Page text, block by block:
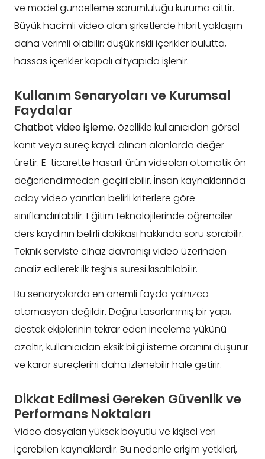
ve model güncelleme sorumluluğu kuruma aittir.
Büyük hacimli video alan şirketlerde hibrit yaklaşım
daha verimli olabilir: düşük riskli içerikler bulutta,
hassas içerikler kapalı altyapıda işlenir.
Kullanım Senaryoları ve Kurumsal
Faydalar
Chatbot video işleme, özellikle kullanıcıdan görsel
kanıt veya süreç kaydı alınan alanlarda değer
üretir. E-ticarette hasarlı ürün videoları otomatik ön
değerlendirmeden geçirilebilir. İnsan kaynaklarında
aday video yanıtları belirli kriterlere göre
sınıflandırılabilir. Eğitim teknolojilerinde öğrenciler
ders kaydının belirli dakikası hakkında soru sorabilir.
Teknik serviste cihaz davranışı video üzerinden
analiz edilerek ilk teşhis süresi kısaltılabilir.
Bu senaryolarda en önemli fayda yalnızca
otomasyon değildir. Doğru tasarlanmış bir yapı,
destek ekiplerinin tekrar eden inceleme yükünü
azaltır, kullanıcıdan eksik bilgi isteme oranını düşürür
ve karar süreçlerini daha izlenebilir hale getirir.
Dikkat Edilmesi Gereken Güvenlik ve
Performans Noktaları
Video dosyaları yüksek boyutlu ve kişisel veri
içerebilen kaynaklardır. Bu nedenle erişim yetkileri,